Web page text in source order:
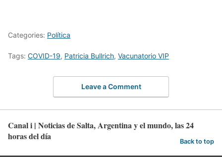
Categories: Política
Tags: COVID-19, Patricia Bullrich, Vacunatorio VIP
Leave a Comment
Canal i | Noticias de Salta, Argentina y el mundo, las 24
horas del día
Back to top